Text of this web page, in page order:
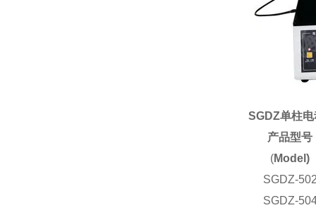
SGDZ单柱
产品型号
(Model)
SGDZ-
SGDZ-